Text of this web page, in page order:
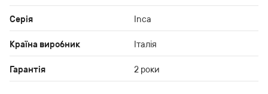
Серія Inca
Країна виробник Італія
Гарантія 2 роки